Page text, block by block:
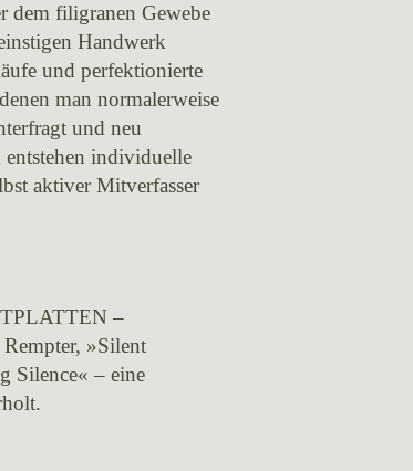
dem filigranen Gewebe
Handwerk
und perfektionierte
man normalerweise
und neu
individuelle
aktiver Mitverfasser
–
»Silent
Silence« – eine